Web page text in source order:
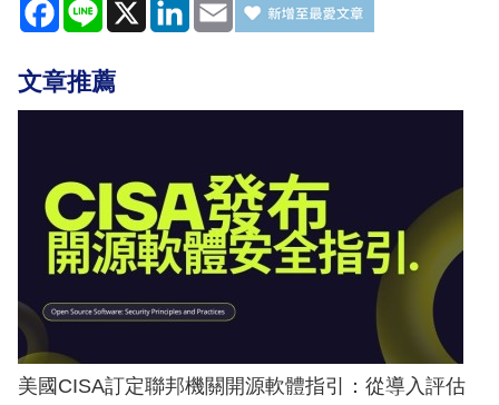
文章推薦
美國CISA訂定聯邦機關開源軟體指引：從導入評估